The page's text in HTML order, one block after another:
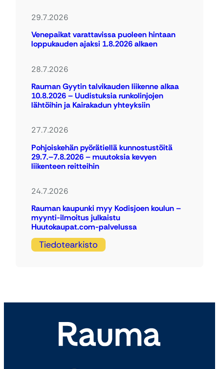
29.7.2026
Venepaikat varattavissa puoleen hintaan
loppukauden ajaksi 1.8.2026 alkaen
28.7.2026
Rauman Gyytin talvikauden liikenne alkaa
10.8.2026 – Uudistuksia runkolinjojen
lähtöihin ja Kairakadun yhteyksiin
27.7.2026
Pohjoiskehän pyörätiellä kunnostustöitä
29.7.–7.8.2026 – muutoksia kevyen
liikenteen reitteihin
24.7.2026
Rauman kaupunki myy Kodisjoen koulun –
myynti-ilmoitus julkaistu
Huutokaupat.com-palvelussa
Tiedotearkisto